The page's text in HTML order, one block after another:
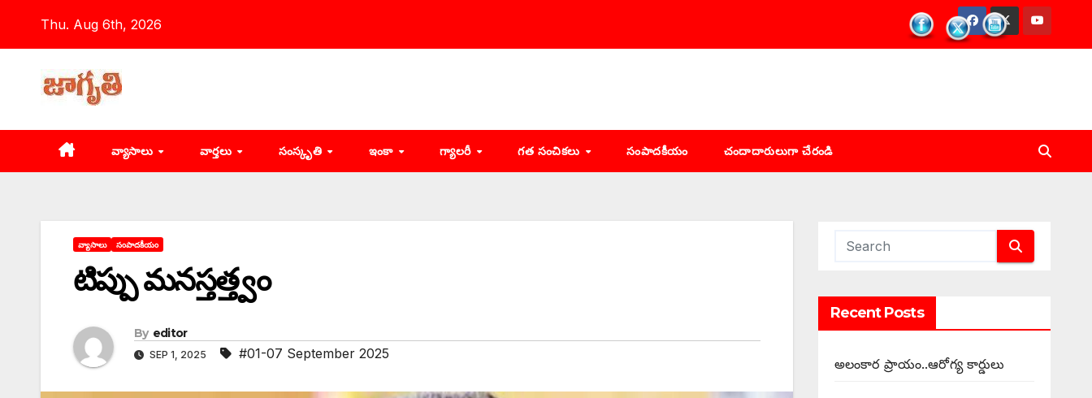
Thu. Aug 6th, 2026
వ్యాసాలు వార్తలు సంస్కృతి ఇంకా గ్యాలరీ గత సంచికలు సంపాదకీయం చందాదారులుగా చేరండి
వ్యాసాలు సంపాదకీయం
టిప్పు మనస్తత్త్వం
By editor
SEP 1, 2025 #01-07 September 2025
Recent Posts
అలంకార ప్రాయం..ఆరోగ్య కార్డులు